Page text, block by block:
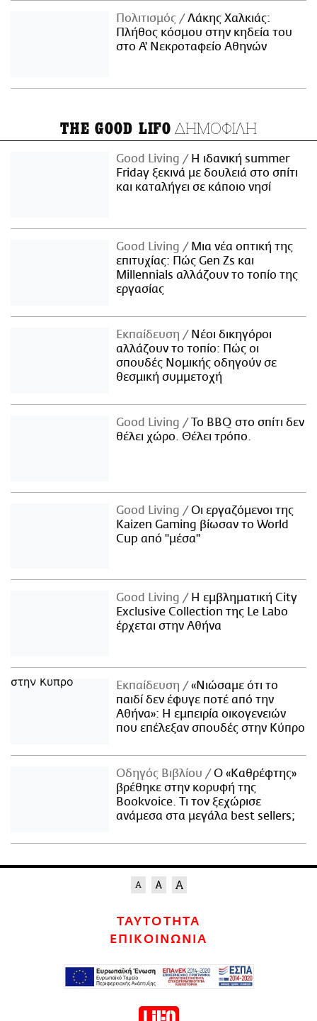
Πολιτισμός
Λάκης Χαλκιάς:
Πλήθος κόσμου στην κηδεία του
στο Α' Νεκροταφείο Αθηνών
THE GOOD LIFO ΔΗΜΟΦΙΛΗ
Good Living
Η ιδανική summer
Friday ξεκινά με δουλειά στο σπίτι
και καταλήγει σε κάποιο νησί
Good Living
Μια νέα οπτική της
επιτυχίας: Πώς Gen Zs και
Millennials αλλάζουν το τοπίο της
εργασίας
Εκπαίδευση
Νέοι δικηγόροι
αλλάζουν το τοπίο: Πώς οι
σπουδές Νομικής οδηγούν σε
θεσμική συμμετοχή
Good Living
Το BBQ στο σπίτι δεν
θέλει χώρο. Θέλει τρόπο.
Good Living
Οι εργαζόμενοι της
Kaizen Gaming βίωσαν το World
Cup από "μέσα"
Good Living
Η εμβληματική City
Exclusive Collection της Le Labo
έρχεται στην Αθήνα
Εκπαίδευση
«Νιώσαμε ότι το
παιδί δεν έφυγε ποτέ από την
Αθήνα»: Η εμπειρία οικογενειών
που επέλεξαν σπουδές στην Κύπρο
Οδηγός Βιβλίου
Ο «Καθρέφτης»
βρέθηκε στην κορυφή της
Bookvoice. Τι τον ξεχώρισε
ανάμεσα στα μεγάλα best sellers;
ΤΑΥΤΟΤΗΤΑ
ΕΠΙΚΟΙΝΩΝΙΑ